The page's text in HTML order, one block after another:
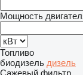
Мощность
Топливо
биодизель дизель
Сажевый фильтр